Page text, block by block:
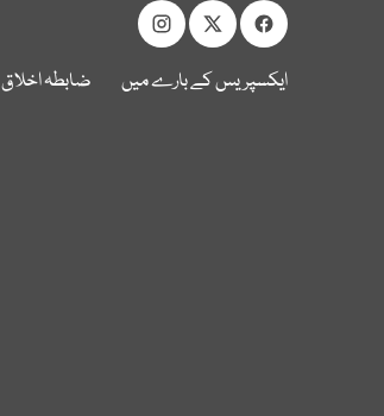
ایکسپریس کے بارے میں ضابطہ اخلاق